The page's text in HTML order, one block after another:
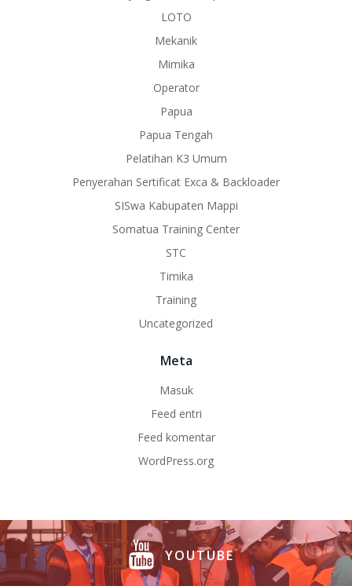
LOTO
Mekanik
Mimika
Operator
Papua
Papua Tengah
Pelatihan K3 Umum
Penyerahan Sertificat Exca & Backloader
SISwa Kabupaten Mappi
Somatua Training Center
STC
Timika
Training
Uncategorized
Meta
Masuk
Feed entri
Feed komentar
WordPress.org
YOUTUBE